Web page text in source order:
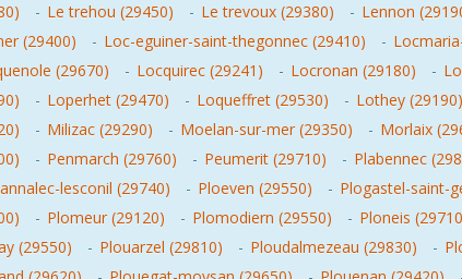
- Le trehou (29450) - Le trevoux (29380) - Lennon
(29400)
- Loc-eguiner-saint-thegonnec (29410) -
(29670)
- Locquirec (29241) - Locronan (29180) -
- Loperhet (29470) - Loqueffret (29530) - Lothey (29190)
- Milizac (29290) - Moelan-sur-mer (29350) - Morlaix
- Penmarch (29760) - Peumerit (29710) - Plabennec
lesconil (29740)
- Ploeven (29550) - Plogastel-saint-
- Plomeur (29120) - Plomodiern (29550) - Ploneis
(29550)
- Plouarzel (29810) - Ploudalmezeau (29830) -